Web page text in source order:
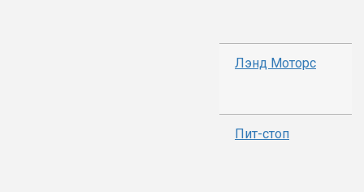
Лэнд Моторс
Пит-стоп